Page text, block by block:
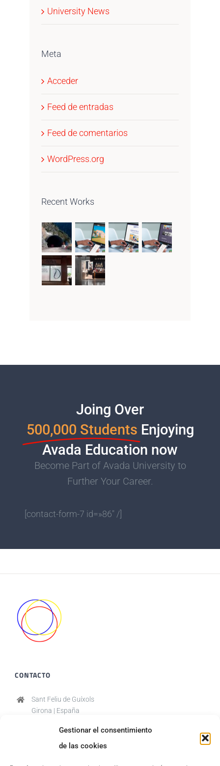
Gestionar el consentimiento
de las cookies
University News
Meta
Acceder
Feed de entradas
Feed de comentarios
WordPress.org
Recent Works
Joing Over
500,000 Students Enjoying
Avada Education now
Become Part of Avada University to
Further Your Career.
[contact-form-7 id=»86″ /]
CONTACTO
Sant Feliu de Guíxols
Girona | España
(+34) 636056637
trabajo.emrat@gmail.com